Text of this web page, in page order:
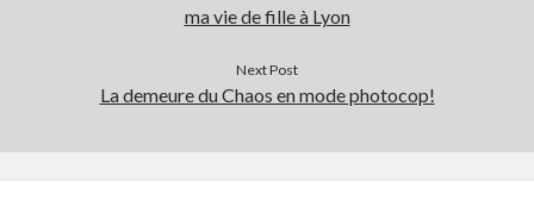
ma vie de fille à Lyon
Next Post
La demeure du Chaos en mode photocop!